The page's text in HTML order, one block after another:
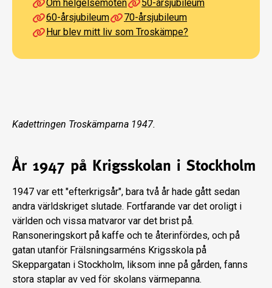
Om helgelsemöten
50-årsjubileum
60-årsjubileum
70-årsjubileum
Hur blev mitt liv som Troskämpe?
Kadettringen Troskämparna 1947.
År 1947 på Krigsskolan i Stockholm
1947 var ett "efterkrigsår", bara två år hade gått sedan
andra världskriget slutade. Fortfarande var det oroligt i
världen och vissa matvaror var det brist på.
Ransoneringskort på kaffe och te återinfördes, och på
gatan utanför Frälsningsarméns Krigsskola på
Skeppargatan i Stockholm, liksom inne på gården, fanns
stora staplar av ved för skolans värmepanna.